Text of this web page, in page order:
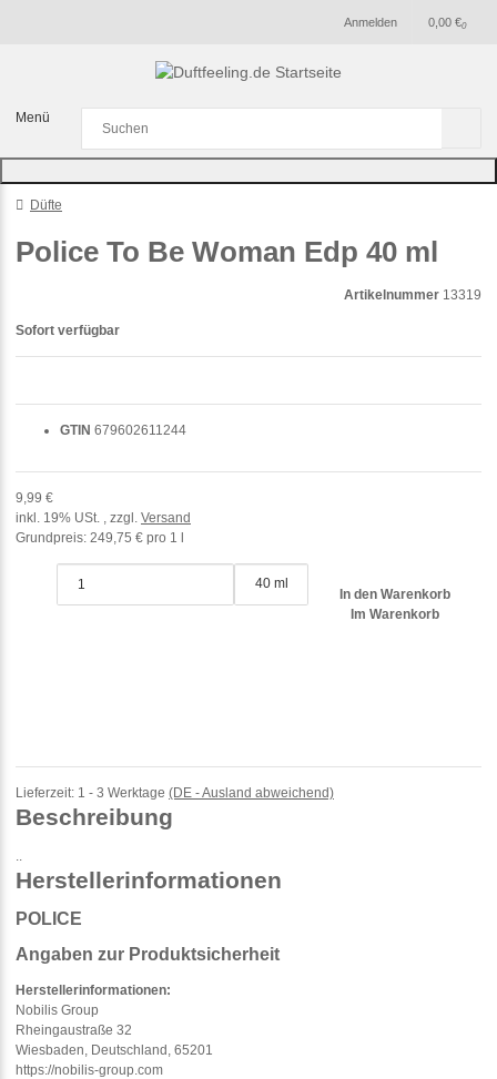
Anmelden 0
0,00 €
Menü
Düfte
Police To Be Woman Edp 40 ml
Artikelnummer 13319
GTIN 679602611244
9,99 €
inkl. 19% USt. , zzgl. Versand
Grundpreis: 249,75 € pro 1 l
40 ml
In den Warenkorb
Im Warenkorb
Sofort verfügbar
Lieferzeit: 1 - 3 Werktage (DE - Ausland abweichend)
Beschreibung
Herstellerinformationen
POLICE
Angaben zur Produktsicherheit
Herstellerinformationen:
Nobilis Group
Rheingaustraße 32
Wiesbaden, Deutschland, 65201
https://nobilis-group.com